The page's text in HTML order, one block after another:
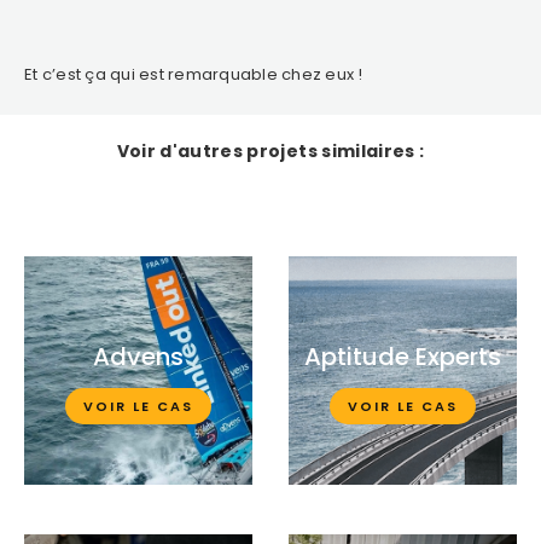
Et c’est ça qui est remarquable chez eux !
Voir d'autres projets similaires :
Advens
VOIR LE CAS
Aptitude Experts
VOIR LE CAS